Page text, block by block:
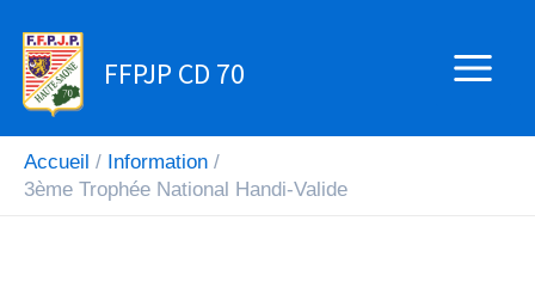
contenu
FFPJP CD 70
Accueil
Information
3ème Trophée National Handi-Valide